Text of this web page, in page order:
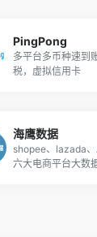
PingPong
多平台多币种速到
税，虚拟信用卡
海鹰数据
shopee、lazada
六大电商平台大数